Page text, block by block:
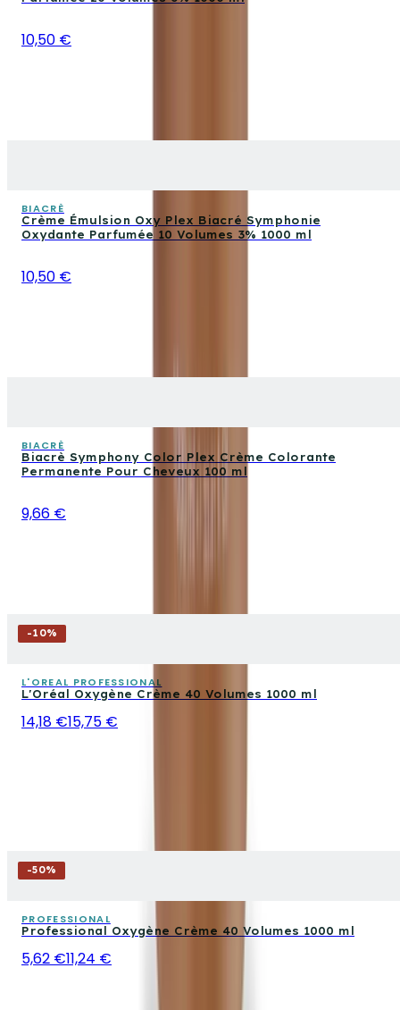
10,50 €
BIACRÈ
Crème Émulsion Oxy Plex Biacré Symphonie
Oxydante Parfumée 10 Volumes 3% 1000 ml
10,50 €
BIACRÈ
Biacrè Symphony Color Plex Crème Colorante
Permanente Pour Cheveux 100 ml
9,66 €
-10%
L'OREAL PROFESSIONAL
L'Oréal Oxygène Crème 40 Volumes 1000 ml
14,18 €15,75 €
-50%
PROFESSIONAL
Professional Oxygène Crème 40 Volumes 1000 ml
5,62 €11,24 €